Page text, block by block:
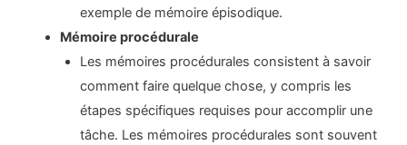
exemple de mémoire épisodique.
Mémoire procédurale
Les mémoires procédurales consistent à savoir
comment faire quelque chose, y compris les
étapes spécifiques requises pour accomplir une
tâche. Les mémoires procédurales sont souvent